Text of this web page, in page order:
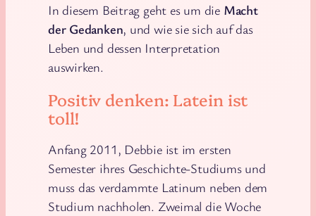
In diesem Beitrag geht es um die Macht
der Gedanken, und wie sie sich auf das
Leben und dessen Interpretation
auswirken.
Positiv denken: Latein ist
toll!
Anfang 2011, Debbie ist im ersten
Semester ihres Geschichte-Studiums und
muss das verdammte Latinum neben dem
Studium nachholen. Zweimal die Woche